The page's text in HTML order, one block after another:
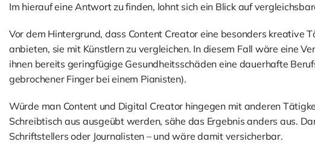
Im hierauf eine Antwort zu finden, lohnt sich ein Blick auf
Vor dem Hintergrund, dass Content Creator eine besonders kreative
anbieten, sie mit Künstlern zu vergleichen. In diesem Fall wäre eine
ihnen bereits geringfügige Gesundheitsschäden eine dauerhafte
gebrochener Finger bei einem Pianisten).
Würde man Content und Digital Creator hingegen mit anderen
Schreibtisch aus ausgeübt werden, sähe das Ergebnis anders aus.
Schriftstellers oder Journalisten – und wäre damit versicherbar.